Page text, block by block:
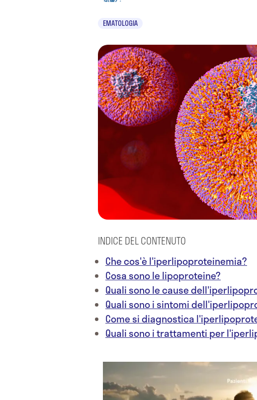
EMATOLOGIA
INDICE DEL CONTENUTO
Che cos'è l'iperlipoproteinemia?
Cosa sono le lipoproteine?
Quali sono le cause
Quali sono i sintomi
Come si diagnostica
Quali sono i trattamenti per